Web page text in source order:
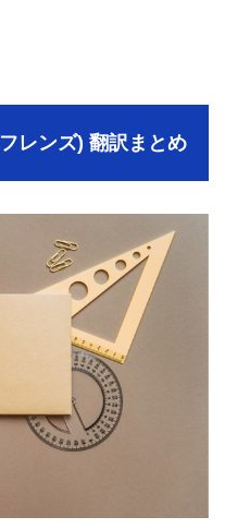
フレンズ) 翻訳まとめ